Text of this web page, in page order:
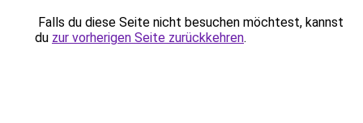
Falls du diese Seite nicht besuchen möchtest, kannst
du zur vorherigen Seite zurückkehren.